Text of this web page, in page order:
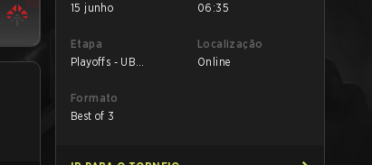
15 junho
06:35
Etapa
Playoffs - UB
Localização
Online
Formato
Best of 3